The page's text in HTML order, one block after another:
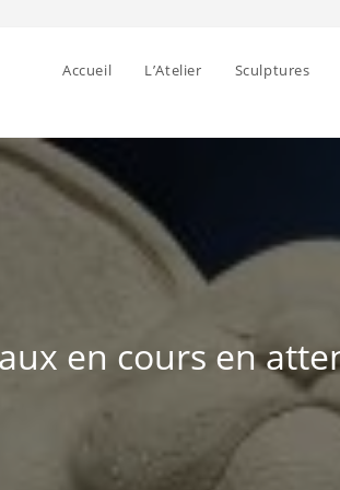
Accueil L’Atelier Sculptures
en cours en